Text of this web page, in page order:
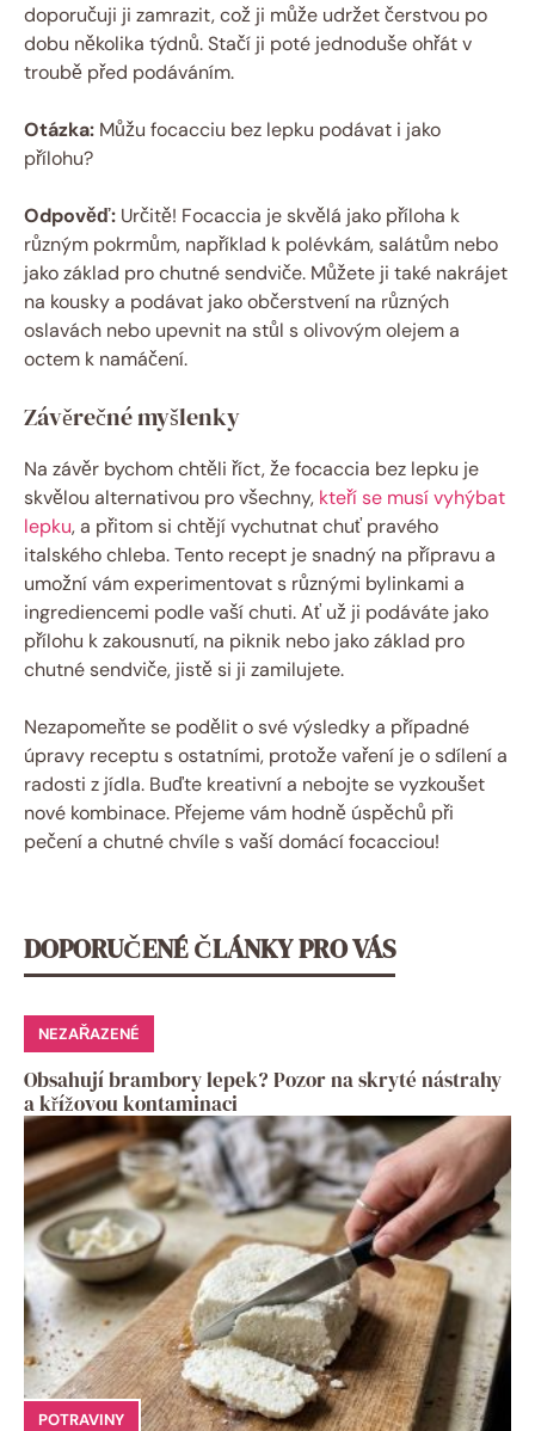
doporučuji ji zamrazit, což ji může udržet čerstvou po
dobu několika týdnů. Stačí ji poté jednoduše ohřát v
troubě před podáváním.
Otázka: Můžu focacciu bez lepku podávat i jako
přílohu?
Odpověď: Určitě! Focaccia je skvělá jako příloha k
různým pokrmům, například k polévkám, salátům nebo
jako základ pro chutné sendviče. Můžete ji také nakrájet
na kousky a podávat jako občerstvení na různých
oslavách nebo upevnit na stůl s olivovým olejem a
octem k namáčení.
Závěrečné myšlenky
Na závěr bychom chtěli říct, že focaccia bez lepku je
skvělou alternativou pro všechny, kteří se musí vyhýbat
lepku, a přitom si chtějí vychutnat chuť pravého
italského chleba. Tento recept je snadný na přípravu a
umožní vám experimentovat s různými bylinkami a
ingrediencemi podle vaší chuti. Ať už ji podáváte jako
přílohu k zakousnutí, na piknik nebo jako základ pro
chutné sendviče, jistě si ji zamilujete.
Nezapomeňte se podělit o své výsledky a případné
úpravy receptu s ostatními, protože vaření je o sdílení a
radosti z jídla. Buďte kreativní a nebojte se vyzkoušet
nové kombinace. Přejeme vám hodně úspěchů při
pečení a chutné chvíle s vaší domácí focacciou!
DOPORUČENÉ ČLÁNKY PRO VÁS
NEZAŘAZENÉ
Obsahují brambory lepek? Pozor na skryté nástrahy
a křížovou kontaminaci
POTRAVINY